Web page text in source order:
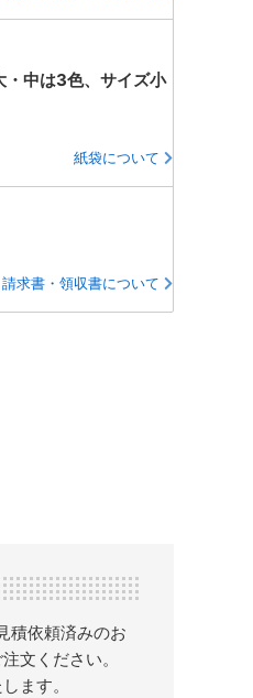
中は3色、サイズ小
紙袋について
求書・領収書について
積依頼済みのお
文ください。
ます。